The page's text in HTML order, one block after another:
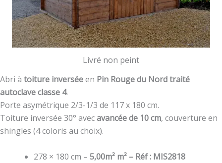
Livré non peint
Abri à toiture inverséeen Pin Rouge du Nord traité
autoclave classe 4.
Porte asymétrique 2/3-1/3 de 117 x 180 cm.
Toiture inversée 30° avecavancée de 10 cm, couverture en
shingles (4 coloris au choix).
278 × 180 cm – 5,00m² m² – Réf : MIS2818